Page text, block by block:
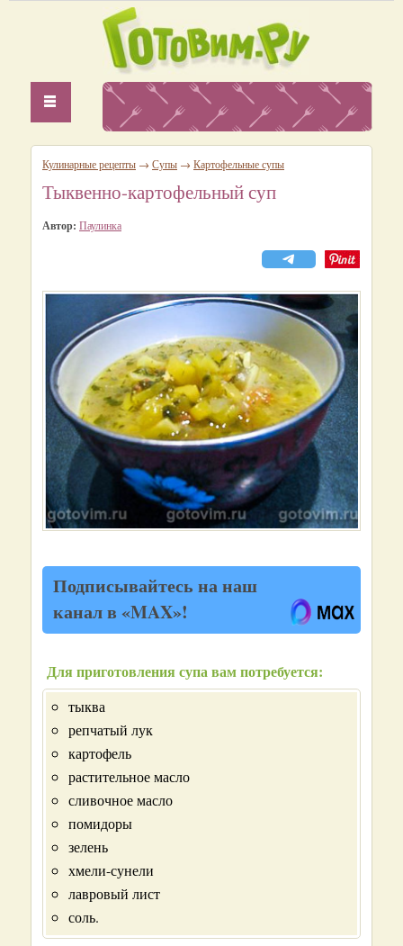
Кулинарные рецепты → Супы → Картофельные супы
Тыквенно-картофельный суп
Автор: Паулинка
Подписывайтесь на наш
канал в «MAX»!
Для приготовления супа вам потребуется:
тыква
репчатый лук
картофель
растительное масло
сливочное масло
помидоры
зелень
хмели-сунели
лавровый лист
соль.